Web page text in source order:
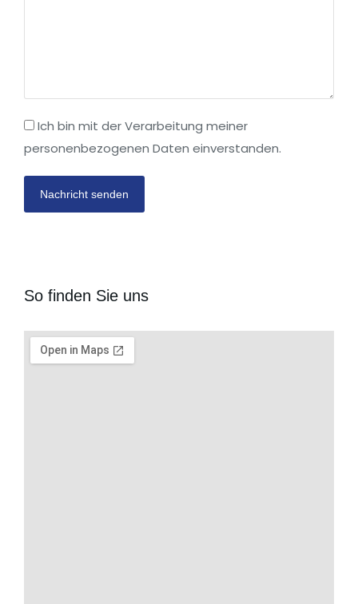
Ich bin mit der Verarbeitung meiner
personenbezogenen Daten einverstanden.
Nachricht senden
So finden Sie uns